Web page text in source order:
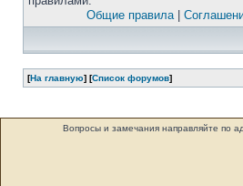
Общие правила|
[На главную] [Список форумов]
Вопросы и замечания направляйте по